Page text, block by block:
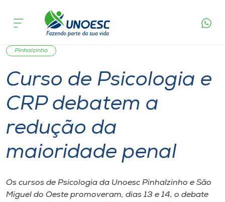
Cursos
Onde estamos
Pesquisa
Atendimento ao Estudante
Portal de Ensino
acontece
Pinhalzinho
Curso de Psicologia e
CRP debatem a
redução da
maioridade penal
Os cursos de Psicologia da Unoesc Pinhalzinho e São
Miguel do Oeste promoveram, dias 13 e 14, o debate